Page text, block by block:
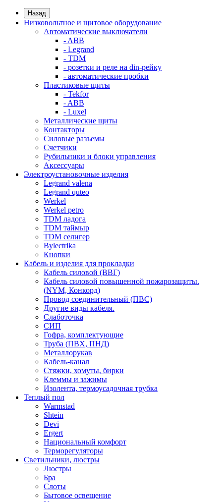
Назад
Низковольтное и щитовое оборудование
Автоматические выключатели
- ABB
- Legrand
- TDM
- розетки и реле на din-рейку
- автоматические пробки
Пластиковые щиты
- Tekfor
- ABB
- Luxel
Металлические щиты
Контакторы
Силовые разъемы
Счетчики
Рубильники и блоки управления
Аксессуары
Электроустановочные изделия
Legrand valena
Legrand quteo
Werkel
Werkel petro
TDM ладога
TDM таймыр
TDM селигер
Bylectrika
Кнопки
Кабель и изделия для прокладки
Кабель силовой (ВВГ)
Кабель силовой повышенной пожарозащиты.
(NYM, Конкорд)
Провод соединительный (ПВС)
Другие виды кабеля.
Слаботочка
СИП
Гофра, комплектующие
Труба (ПВХ, ПНД)
Металлорукав
Кабель-канал
Стяжки, хомуты, бирки
Клеммы и зажимы
Изолента, термоусадочная трубка
Теплый пол
Warmstad
Shtein
Devi
Ergert
Национальный комфорт
Терморегуляторы
Светильники, люстры
Люстры
Бра
Слоты
Бытовое освещение